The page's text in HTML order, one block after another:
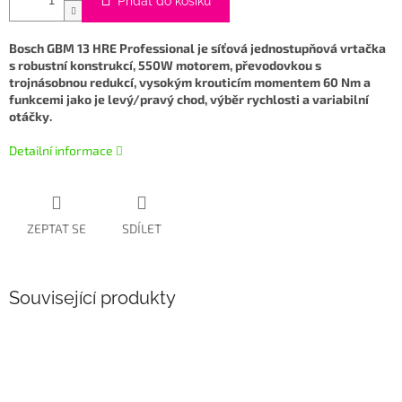
Bosch GBM 13 HRE Professional je síťová jednostupňová vrtačka
s robustní konstrukcí, 550W motorem, převodovkou s
trojnásobnou redukcí, vysokým krouticím momentem 60 Nm a
funkcemi jako je levý/pravý chod, výběr rychlosti a variabilní
otáčky.
Detailní informace
ZEPTAT SE SDÍLET
Související produkty